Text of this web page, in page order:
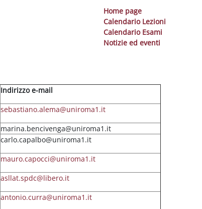
Home page
Calendario Lezioni
Calendario Esami
Notizie ed eventi
Indirizzo e-mail
sebastiano.alema@uniroma1.it
marina.bencivenga@uniroma1.it
carlo.capalbo@uniroma1.it
mauro.capocci@uniroma1.it
asllat.spdc@libero.it
antonio.curra@uniroma1.it